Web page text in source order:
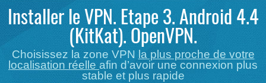
Installer le VPN. Etape 3. Android 4.4
(KitKat). OpenVPN.
Choisissez la zone VPN la plus proche de votre
localisation réelle afin d’avoir une connexion plus
stable et plus rapide